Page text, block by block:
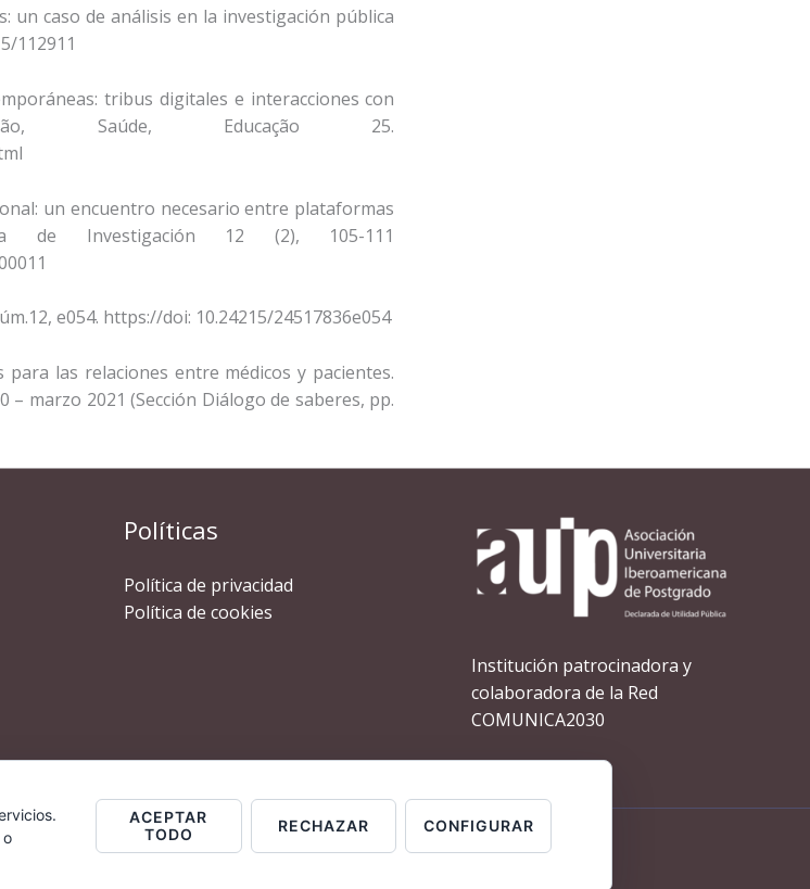
un caso de análisis en la investigación pública
112911
tribus digitales e interacciones con
Saúde, Educação 25.
un encuentro necesario entre plataformas
de Investigación 12 (2), 105-111
e054. https://doi: 10.24215/24517836e054
para las relaciones entre médicos y pacientes.
– marzo 2021 (Sección Diálogo de saberes, pp.
Políticas
Política de privacidad
Política de cookies
Institución patrocinadora y
colaboradora de la Red
COMUNICA2030
| Powered by Comunica2030
o
ACEPTAR
TODO
RECHAZAR CONFIGURAR